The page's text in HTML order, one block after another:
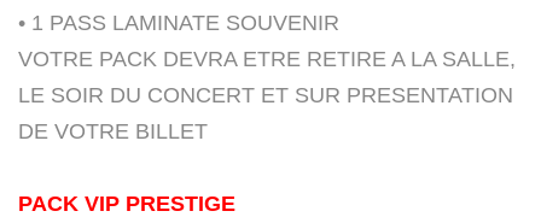
• 1 PASS LAMINATE SOUVENIR
VOTRE PACK DEVRA ETRE RETIRE A LA SALLE,
LE SOIR DU CONCERT ET SUR PRESENTATION
DE VOTRE BILLET
PACK VIP PRESTIGE